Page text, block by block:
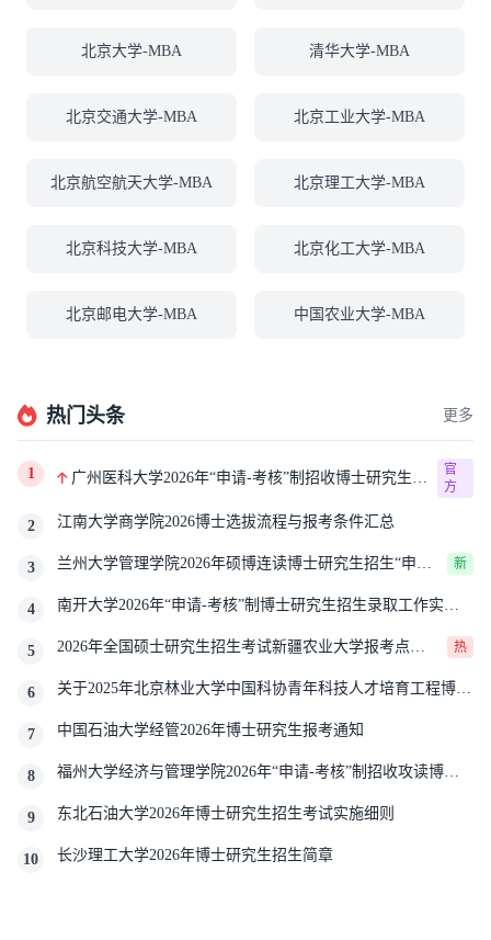
北京大学-MBA 清华大学-MBA
北京交通大学-MBA 北京工业大学-MBA
北京航空航天大学-MBA 北京理工大学-MBA
北京科技大学-MBA 北京化工大学-MBA
北京邮电大学-MBA 中国农业大学-MBA
热门头条 更多
1
广州医科大学2026年“申请-考核”制招收博士研究生报
官
方
2 江南大学商学院2026博士选拔流程与报考条件汇总
3
兰州大学管理学院2026年硕博连读博士研究生招生“申请-
新
4
南开大学2026年“申请-考核”制博士研究生招生录取工作实施
5
2026年全国硕士研究生招生考试新疆农业大学报考点网
热
6
关于2025年北京林业大学中国科协青年科技人才培育工程博士
7
中国石油大学经管2026年博士研究生报考通知
8
福州大学经济与管理学院2026年“申请-考核”制招收攻读博士
9
东北石油大学2026年博士研究生招生考试实施细则
10 长沙理工大学2026年博士研究生招生简章